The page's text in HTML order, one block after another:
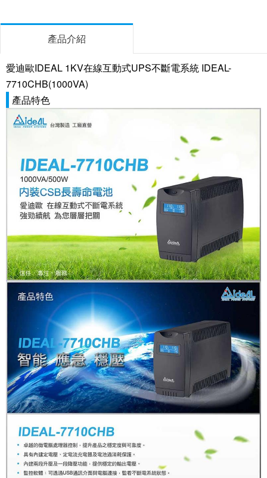
產品介紹
愛迪歐IDEAL 1KV在線互動式UPS不斷電系統 IDEAL-
7710CHB(1000VA)
產品特色